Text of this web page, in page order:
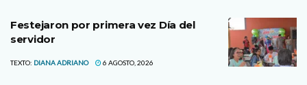
Festejaron por primera vez Día del
servidor
TEXTO: DIANA ADRIANO 6 AGOSTO, 2026